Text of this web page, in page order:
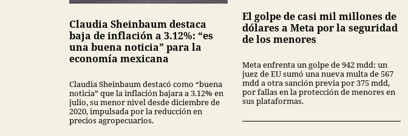
Claudia Sheinbaum destaca
baja de inflación a 3.12%: “es
una buena noticia” para la
economía mexicana
Claudia Sheinbaum destacó como “buena
noticia” que la inflación bajara a 3.12% en
julio, su menor nivel desde diciembre de
2020, impulsada por la reducción en
precios agropecuarios.
El golpe de casi mil millones de
dólares a Meta por la seguridad
de los menores
Meta enfrenta un golpe de 942 mdd: un
juez de EU sumó una nueva multa de 567
mdd a otra sanción previa por 375 mdd,
por fallas en la protección de menores en
sus plataformas.